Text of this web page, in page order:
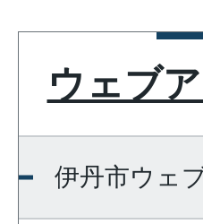
ウェブ
伊丹市ウェ